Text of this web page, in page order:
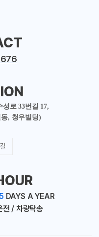
로 33번길 17,
동, 청우빌딩)
DAYS A YEAR
전 / 차량탁송